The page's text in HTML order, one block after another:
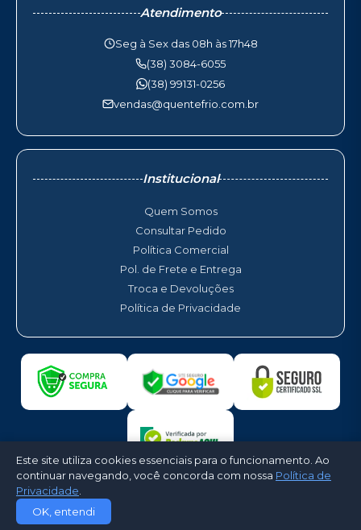
Atendimento
Seg à Sex das 08h às 17h48
(38) 3084-6055
(38) 99131-0256
vendas@quentefrio.com.br
Institucional
Quem Somos
Consultar Pedido
Política Comercial
Pol. de Frete e Entrega
Troca e Devoluções
Política de Privacidade
©2026 - Quente Frio Ar Condicionado. Todos os direitos reservados -
Desenvolvido por
Este site utiliza cookies essenciais para o funcionamento. Ao
continuar navegando, você concorda com nossa Política de
Privacidade
OK, entendi